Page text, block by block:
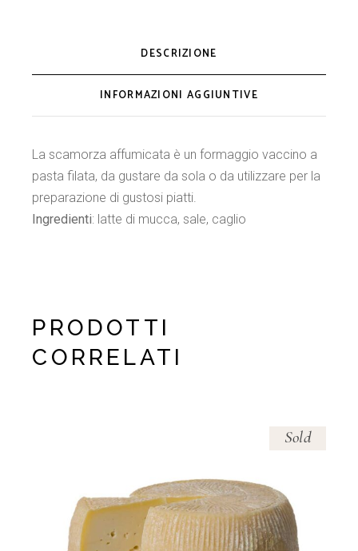
DESCRIZIONE
INFORMAZIONI AGGIUNTIVE
La scamorza affumicata è un formaggio vaccino a
pasta filata, da gustare da sola o da utilizzare per la
preparazione di gustosi piatti.
Ingredienti: latte di mucca, sale, caglio
PRODOTTI
CORRELATI
Sold